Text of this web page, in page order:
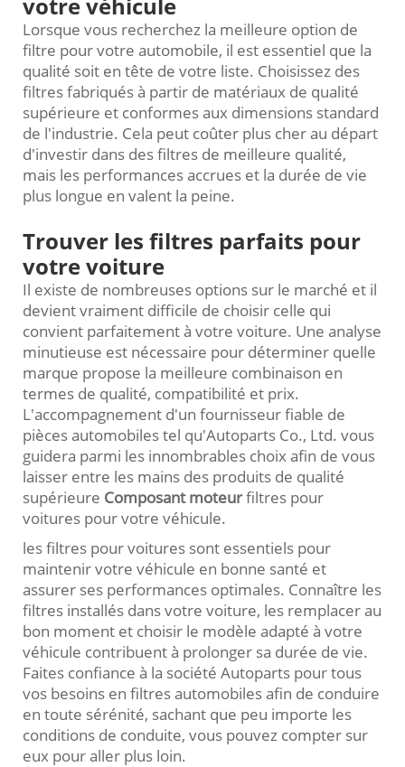
Lorsque vous recherchez la meilleure option de
filtre pour votre automobile, il est essentiel que la
qualité soit en tête de votre liste. Choisissez des
filtres fabriqués à partir de matériaux de qualité
supérieure et conformes aux dimensions standard
de l'industrie. Cela peut coûter plus cher au départ
d'investir dans des filtres de meilleure qualité,
mais les performances accrues et la durée de vie
plus longue en valent la peine.
Trouver les filtres parfaits pour
votre voiture
Il existe de nombreuses options sur le marché et il
devient vraiment difficile de choisir celle qui
convient parfaitement à votre voiture. Une analyse
minutieuse est nécessaire pour déterminer quelle
marque propose la meilleure combinaison en
termes de qualité, compatibilité et prix.
L'accompagnement d'un fournisseur fiable de
pièces automobiles tel qu'Autoparts Co., Ltd. vous
guidera parmi les innombrables choix afin de vous
laisser entre les mains des produits de qualité
supérieure Composant moteurfiltres pour
voitures pour votre véhicule.
les filtres pour voitures sont essentiels pour
maintenir votre véhicule en bonne santé et
assurer ses performances optimales. Connaître les
filtres installés dans votre voiture, les remplacer au
bon moment et choisir le modèle adapté à votre
véhicule contribuent à prolonger sa durée de vie.
Faites confiance à la société Autoparts pour tous
vos besoins en filtres automobiles afin de conduire
en toute sérénité, sachant que peu importe les
conditions de conduite, vous pouvez compter sur
eux pour aller plus loin.